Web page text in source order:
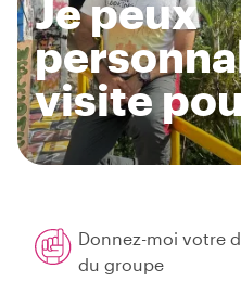
Je peux
visite
Donnez-moi votre
du groupe